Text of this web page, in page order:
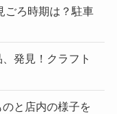
ごろ時期は？駐車
発見！クラフト
と店内の様子を